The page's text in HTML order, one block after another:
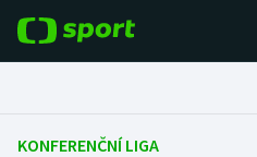
Fotbal
KONFERENČNÍ LIGA